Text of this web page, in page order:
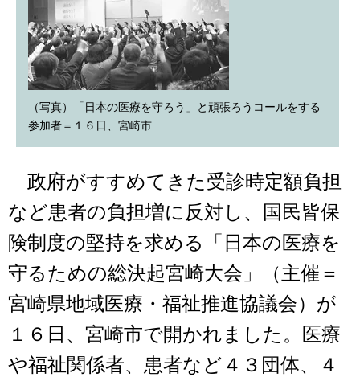
（写真）「日本の医療を守ろう」と頑張ろうコールをする
参加者＝１６日、宮崎市
政府がすすめてきた受診時定額負担
など患者の負担増に反対し、国民皆保
険制度の堅持を求める「日本の医療を
守るための総決起宮崎大会」（主催＝
宮崎県地域医療・福祉推進協議会）が
１６日、宮崎市で開かれました。医療
や福祉関係者、患者など４３団体、４